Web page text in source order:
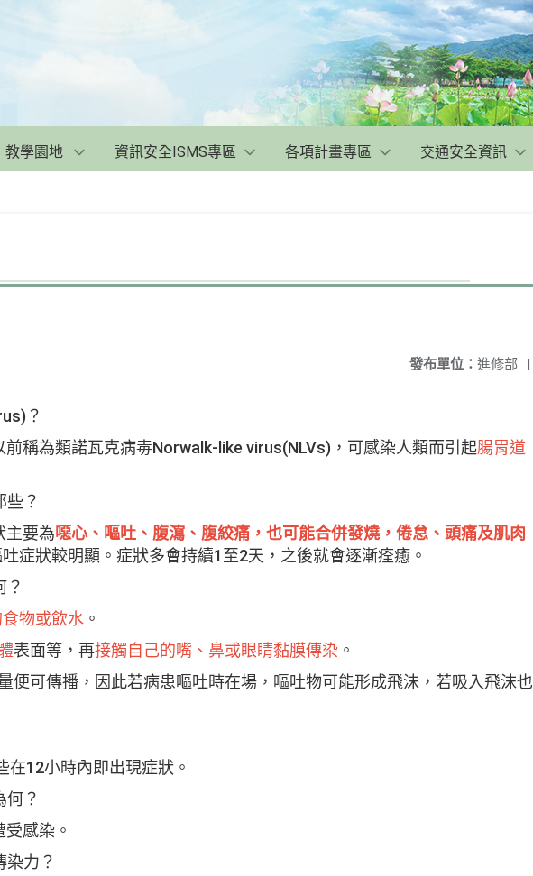
教學園地 資訊安全ISMS專區 各項計畫專區 交通安全資訊
發布單位： 進修部 |
？
稱為類諾瓦克病毒Norwalk-like virus(NLVs)，可感染人類而引起腸胃道
些？
主要為噁心、嘔吐、腹瀉、腹絞痛，也可能合併發燒，倦怠、頭痛及肌肉
症狀較明顯。症狀多會持續1至2天，之後就會逐漸痊癒。
？
物或飲水 。
表面等，再接觸自己的嘴、鼻或眼睛黏膜傳染 。
便可傳播，因此若病患嘔吐時在場，嘔吐物可能形成飛沫，若吸入飛沫也
12小時內即出現症狀。
何？
感染。
染力？